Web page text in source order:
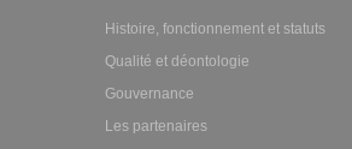
Histoire, fonctionnement et statuts
Qualité et déontologie
Gouvernance
Les partenaires